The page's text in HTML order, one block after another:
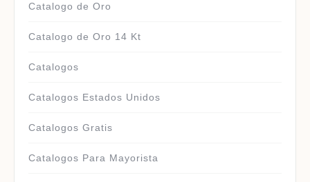
Catalogo de Oro
Catalogo de Oro 14 Kt
Catalogos
Catalogos Estados Unidos
Catalogos Gratis
Catalogos Para Mayorista